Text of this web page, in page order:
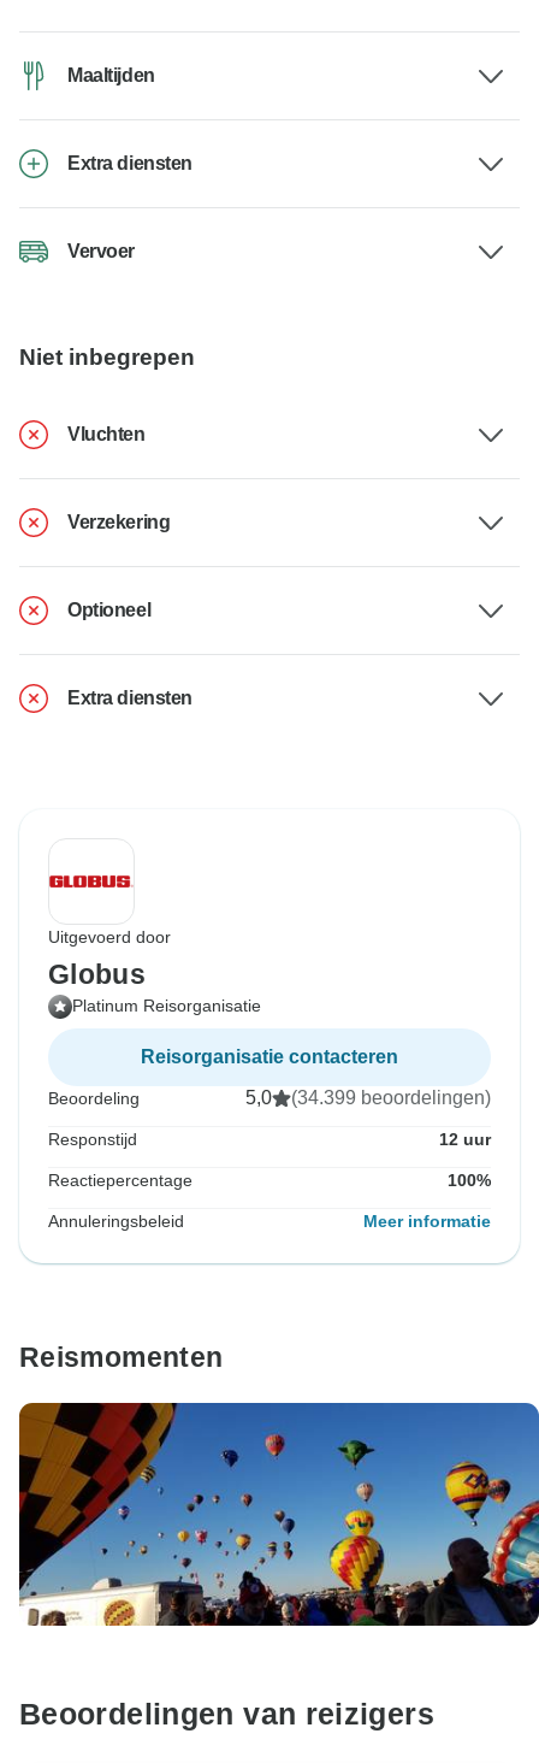
Maaltijden
Extra diensten
Vervoer
Niet inbegrepen
Vluchten
Verzekering
Optioneel
Extra diensten
Uitgevoerd door
Globus
Platinum Reisorganisatie
Reisorganisatie contacteren
Beoordeling 5,0 (34.399 beoordelingen)
Responstijd 12 uur
Reactiepercentage 100%
Annuleringsbeleid Meer informatie
Reismomenten
Beoordelingen van reizigers